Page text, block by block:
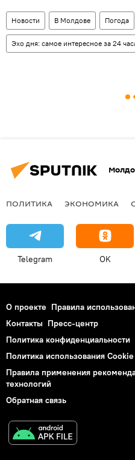
Новости В Молдове Погода
Эхо дня: самое интересное за 24
ПОЛИТИКА ЭКОНОМИКА
Telegram OK
О проекте Правила
Контакты Пресс-центр
Политика конфиденциальности
Политика использования Cookie
Правила применения
технологий
Обратная связь